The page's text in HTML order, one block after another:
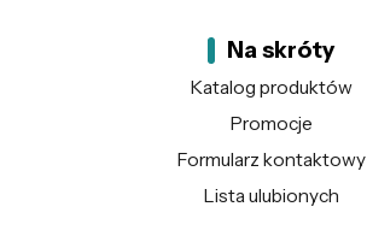
Na skróty
Katalog produktów
Promocje
Formularz kontaktowy
Lista ulubionych